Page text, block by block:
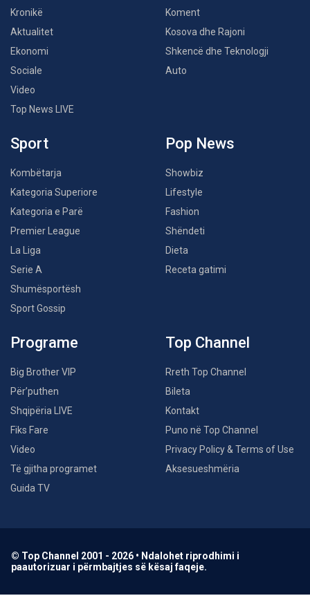
Kronikë
Aktualitet
Ekonomi
Sociale
Video
Top News LIVE
Koment
Kosova dhe Rajoni
Shkencë dhe Teknologji
Auto
Sport
Kombëtarja
Kategoria Superiore
Kategoria e Parë
Premier League
La Liga
Serie A
Shumësportësh
Sport Gossip
Pop News
Showbiz
Lifestyle
Fashion
Shëndeti
Dieta
Receta gatimi
Programe
Big Brother VIP
Për’puthen
Shqipëria LIVE
Fiks Fare
Video
Të gjitha programet
Guida TV
Top Channel
Rreth Top Channel
Bileta
Kontakt
Puno në Top Channel
Privacy Policy & Terms of Use
Aksesueshmëria
© Top Channel 2001 - 2026 • Ndalohet riprodhimi i
paautorizuar i përmbajtjes së kësaj faqeje.